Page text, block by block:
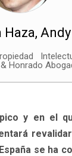
Haza, Andy
Honrado
y en el
se ha